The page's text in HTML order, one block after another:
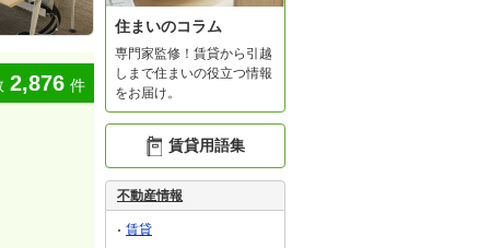
2,876 件
住まいのコラム
専門家監修！賃貸から引越
しまで住まいの役立つ情報
をお届け。
賃貸用語集
不動産情報
賃貸